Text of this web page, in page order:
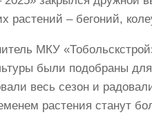
растений – бегоний,
МКУ
были подобраны
весь сезон и
растения станут